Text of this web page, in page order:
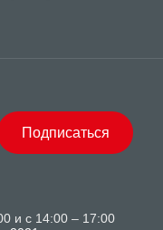
Подписаться
и с 14:00 – 17:00